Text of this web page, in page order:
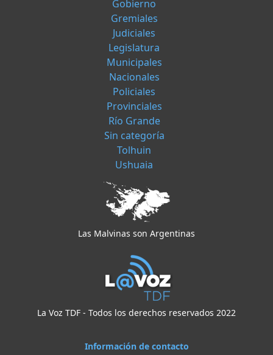
Gobierno
Gremiales
Judiciales
Legislatura
Municipales
Nacionales
Policiales
Provinciales
Río Grande
Sin categoría
Tolhuin
Ushuaia
Las Malvinas son Argentinas
La Voz TDF - Todos los derechos reservados 2022
Información de contacto